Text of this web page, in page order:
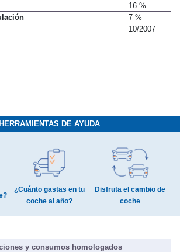
16 %
7 %
10/2007
HERRAMIENTAS DE AYUDA
¿Cuánto gastas en tu
coche al año?
Disfruta el cambio de
coche
y consumos homologados